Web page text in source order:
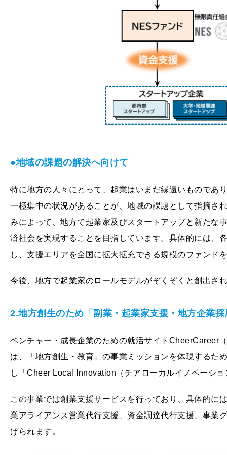
●地域の課題の解決へ向けて
特に地方の人々にとって、起業はいまだ縁遠いものであ
一極集中の状況があることが、地域の課題として指摘さ
みによって、地方で起業家及びスタートアップと新たな
済社会を実現することを目指しています。具体的には、
し、支援エリアを全国に拡大拡充できる規模のファンド
今後、地方で起業家のロールモデルがぞくぞくと創出さ
2.地方創生のため「副業・起業家支援・地方企業
ベンチャー・成長企業のための就活サイトCheerCareer
は、「地方創生・教育」の事業ミッションを体現するた
し「Cheer Local Innovation（チアローカルイノベーシ
この事業では創業支援サービスを行っており、具体的に
業アライアンス営業代行支援、資金調達代行支援、事業
げられます。